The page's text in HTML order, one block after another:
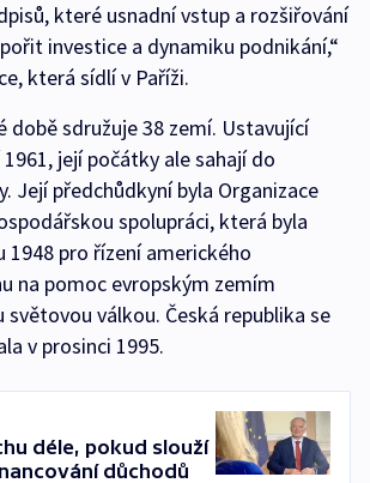
které usnadní vstup a rozšiřování
investice a dynamiku podnikání,“
která sídlí v Paříži.
době sdružuje 38 zemí. Ustavující
její počátky ale sahají do
Její předchůdkyní byla Organizace
spolupráci, která byla
1948 pro řízení amerického
na pomoc evropským zemím
světovou válkou. Česká republika se
v prosinci 1995.
déle, pokud slouží
důchodů